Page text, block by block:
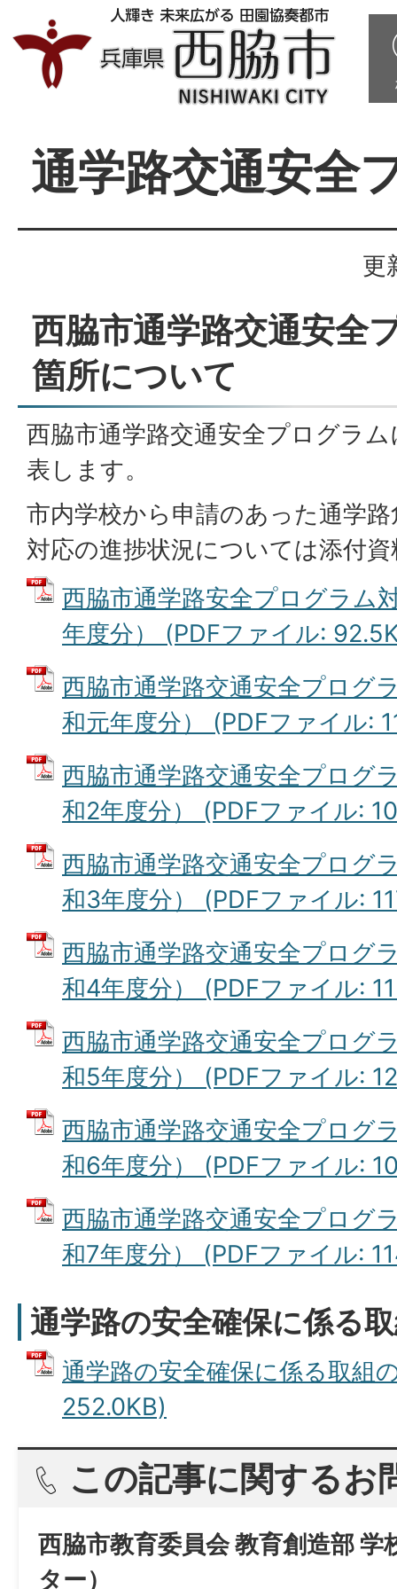
通学路交通安全
更
西脇市通学路交通安全
箇所について
西脇市通学路交通安全プログラ
表します。
市内学校から申請のあった通学
対応の進捗状況については添付
西脇市通学路安全プログラム
年度分） (PDFファイル:
西脇市通学路交通安全プログ
和元年度分） (PDFファイル:
西脇市通学路交通安全プログ
和2年度分） (PDFファイル:
西脇市通学路交通安全プログ
和3年度分） (PDFファイル:
西脇市通学路交通安全プログ
和4年度分） (PDFファイル:
西脇市通学路交通安全プログ
和5年度分） (PDFファイル:
西脇市通学路交通安全プログ
和6年度分） (PDFファイル:
西脇市通学路交通安全プログ
和7年度分） (PDFファイル:
通学路の安全確保に係る
通学路の安全確保に係る取組
252.0KB)
この記事に関するお
西脇市教育委員会 教育創造部 学
ター）